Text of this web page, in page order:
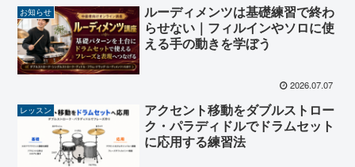
お知らせ
ルーディメンツは基礎練習で終わ
らせない｜フィルインやソロに使
える手の動きを学ぼう
2026.07.07
レッスン
アクセント移動をダブルストロー
ク・パラディドルでドラムセット
に応用する練習法